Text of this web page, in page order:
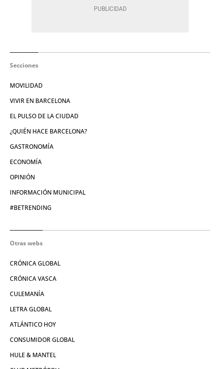
Secciones
MOVILIDAD
VIVIR EN BARCELONA
EL PULSO DE LA CIUDAD
¿QUIÉN HACE BARCELONA?
GASTRONOMÍA
ECONOMÍA
OPINIÓN
INFORMACIÓN MUNICIPAL
#BETRENDING
Otras webs
CRÓNICA GLOBAL
CRÓNICA VASCA
CULEMANÍA
LETRA GLOBAL
ATLÁNTICO HOY
CONSUMIDOR GLOBAL
HULE & MANTEL